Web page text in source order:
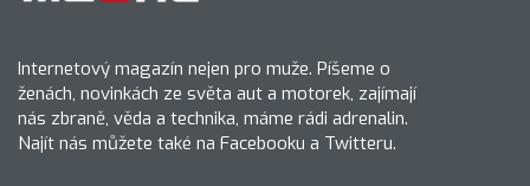
Internetový magazín nejen pro muže. Píšeme o
ženách, novinkách ze světa aut a motorek, zajímají
nás zbraně, věda a technika, máme rádi adrenalin.
Najít nás můžete také na Facebooku a Twitteru.